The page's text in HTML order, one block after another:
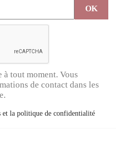
tout moment. Vous
de contact dans les
et la politique de confidentialité